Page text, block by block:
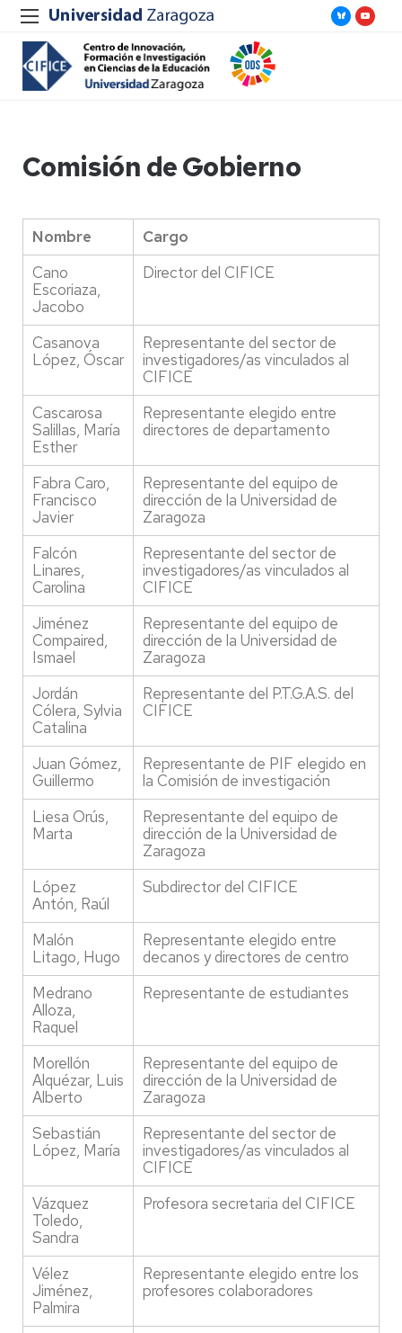
Comisión de Gobierno
Nombre
Cargo
Cano
Escoriaza,
Jacobo
Director del CIFICE
Casanova
López, Óscar
Representante del sector de
investigadores/as vinculados al
CIFICE
Cascarosa
Salillas, María
Esther
Representante elegido entre
directores de departamento
Fabra Caro,
Francisco
Javier
Representante del equipo de
dirección de la Universidad de
Zaragoza
Falcón
Linares,
Carolina
Representante del sector de
investigadores/as vinculados al
CIFICE
Jiménez
Compaired,
Ismael
Representante del equipo de
dirección de la Universidad de
Zaragoza
Jordán
Cólera, Sylvia
Catalina
Representante del P.T.G.A.S. del
CIFICE
Juan Gómez,
Guillermo
Representante de PIF elegido en
la Comisión de investigación
Liesa Orús,
Marta
Representante del equipo de
dirección de la Universidad de
Zaragoza
López
Antón, Raúl
Subdirector del CIFICE
Malón
Litago, Hugo
Representante elegido entre
decanos y directores de centro
Medrano
Alloza,
Raquel
Representante de estudiantes
Morellón
Alquézar, Luis
Alberto
Representante del equipo de
dirección de la Universidad de
Zaragoza
Sebastián
López, María
Representante del sector de
investigadores/as vinculados al
CIFICE
Vázquez
Toledo,
Sandra
Profesora secretaria del CIFICE
Vélez
Jiménez,
Palmira
Representante elegido entre los
profesores colaboradores